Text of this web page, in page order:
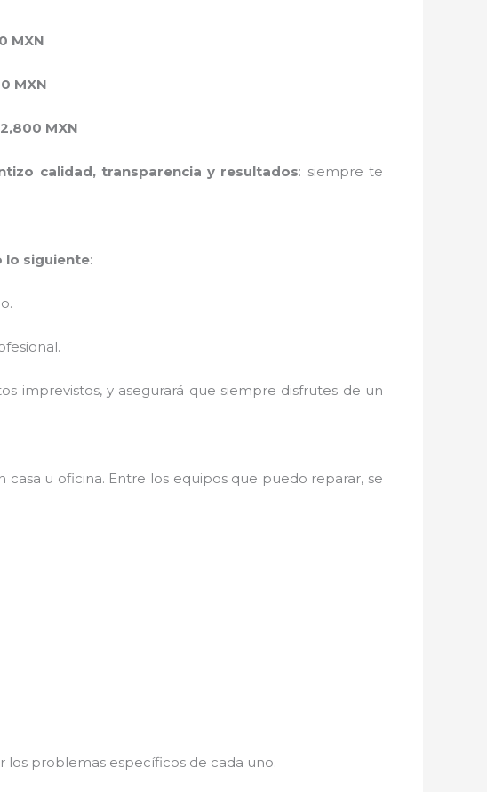
MXN
MXN
MXN
calidad, transparencia y resultados: siempre te
lo siguiente:
imprevistos, y asegurará que siempre disfrutes de un
u oficina. Entre los equipos que puedo reparar, se
problemas específicos de cada uno.